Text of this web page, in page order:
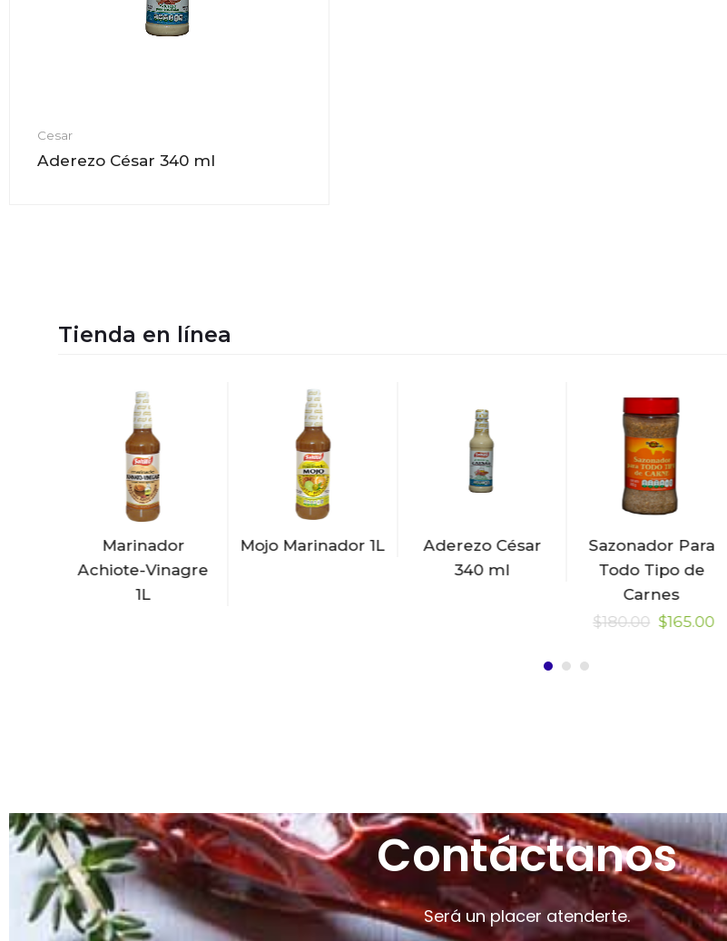
Cesar
Aderezo César 340 ml
Tienda en línea
Marinador
Achiote-Vinagre
1L
Mojo Marinador 1L
Aderezo César
340 ml
Sazonador Para
Todo Tipo de
Carnes
$180.00 $165.00
Contáctanos
Será un placer atenderte.